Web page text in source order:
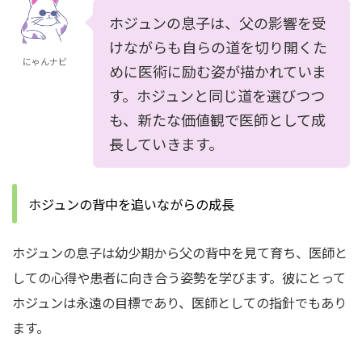
にゃんナビ
ホジュンの息子は、父の影響を受
けながらも自らの道を切り開くた
めに医術に励む姿が描かれていま
す。ホジュンと同じ道を選びつつ
も、新たな価値観で医師として成
長していきます。
ホジュンの背中を追いながらの成長
ホジュンの息子は幼少期から父の背中を見て育ち、医師と
しての心得や患者に向き合う姿勢を学びます。彼にとって
ホジュンは永遠の目標であり、医師としての指針でもあり
ます。